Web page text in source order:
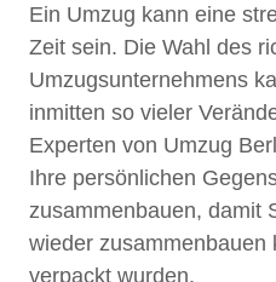
Ein Umzug kann eine
Zeit sein. Die Wahl des
Umzugsunternehmens
inmitten so vieler
Experten von Umzug
Ihre persönlichen
zusammenbauen, damit
wieder zusammenbauen
verpackt wurden.